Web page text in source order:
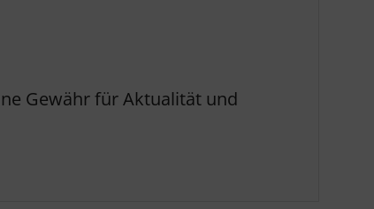
Gewähr für Aktualität und